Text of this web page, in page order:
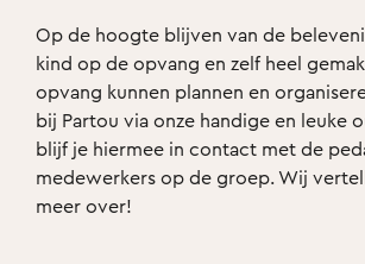
Op de hoogte blijven van de
kind op de opvang en zelf heel
opvang kunnen plannen en
bij Partou via onze handige en leuke
blijf je hiermee in contact met de
medewerkers op de groep. Wij
meer over!